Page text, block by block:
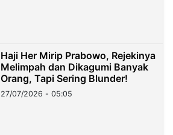
Haji Her Mirip Prabowo, Rejekinya
Melimpah dan Dikagumi Banyak
Orang, Tapi Sering Blunder!
27/07/2026 - 05:05